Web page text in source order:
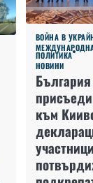
ВОЙНА В
ПОЛИТИКА
НОВИНИ
към